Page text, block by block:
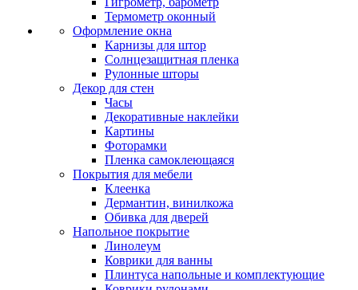
Термометр оконный
Оформление окна
Карнизы для штор
Солнцезащитная пленка
Рулонные шторы
Декор для стен
Часы
Декоративные наклейки
Картины
Фоторамки
Пленка самоклеющаяся
Покрытия для мебели
Клеенка
Дермантин, винилкожа
Обивка для дверей
Напольное покрытие
Линолеум
Коврики для ванны
Плинтуса напольные и комплектующие